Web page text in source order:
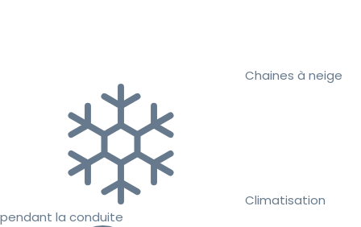
Chaines à neige
Climatisation
pendant la conduite